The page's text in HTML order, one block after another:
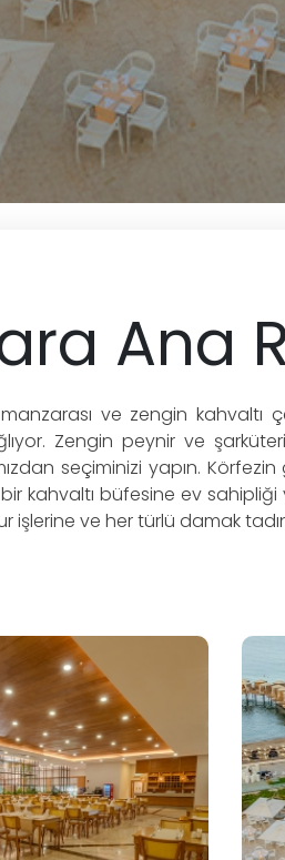
Ana
ve zengin kahvaltı
Zengin peynir ve
seçiminizi yapın.
kahvaltı büfesine ev sahipliği
işlerine ve her türlü damak